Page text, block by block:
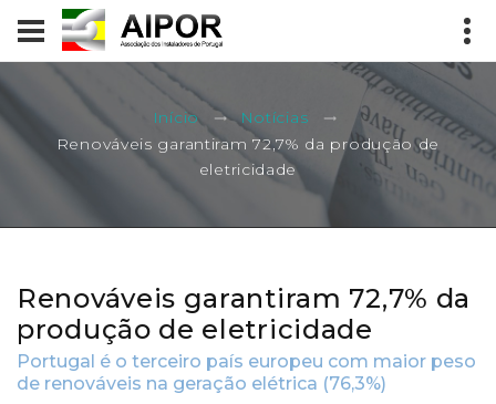
Início
Notícias
Renováveis garantiram 72,7% da produção de
eletricidade
Renováveis garantiram 72,7% da
produção de eletricidade
Portugal é o terceiro país europeu com maior peso
de renováveis na geração elétrica (76,3%)